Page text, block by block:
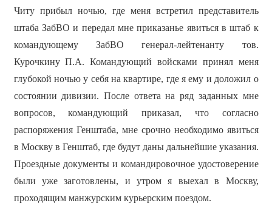
Читу прибыл ночью, где меня встретил представитель
штаба ЗабВО и передал мне приказанье явиться в штаб к
командующему ЗабВО генерал-лейтенанту тов.
Курочкину П.А. Командующий войсками принял меня
глубокой ночью у себя на квартире, где я ему и доложил о
состоянии дивизии. После ответа на ряд заданных мне
вопросов, командующий приказал, что согласно
распоряжения Генштаба, мне срочно необходимо явиться
в Москву в Генштаб, где будут даны дальнейшие указания.
Проездные документы и командировочное удостоверение
были уже заготовлены, и утром я выехал в Москву,
проходящим манжурским курьерским поездом.